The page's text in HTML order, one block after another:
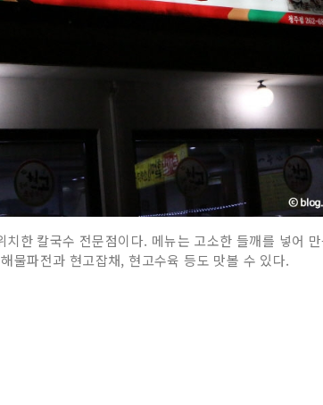
한 칼국수 전문점이다. 메뉴는 고소한 들깨를 넣어
물파전과 현고잡채, 현고수육 등도 맛볼 수 있다.